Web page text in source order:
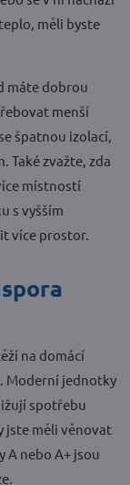
měli byste
máte dobrou
menší
špatnou izolací,
Také zvažte, zda
místností
s vyšším
více prostor.
na domácí
Moderní jednotky
spotřebu
jste měli věnovat
nebo A+ jsou